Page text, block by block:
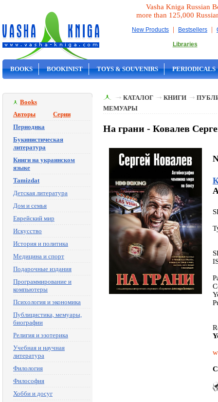
Vasha Kniga Russian
more than 125,000
New Products | Bestsellers |
Libraries
BOOKS BOOKINIST TOYS & SOUVENIRS PERIODICALS
Books
Авторы
Серии
Периодика
Букинистическая
литература
Книги на украинском
языке
Tamizdat
Детская литература
Дом и семья
Еврейский мир
Искусство
История и политика
Медицина и спорт
Подарочные издания
Программирование и
компьютеры
Психология и экономика
Публицистика, мемуары,
биографии
Религия и эзотерика
Учебная и научная
литература
Филология
Философия
Хобби и досуг
КАТАЛОГ КНИГИ
МЕМУАРЫ
На грани - Ковалев